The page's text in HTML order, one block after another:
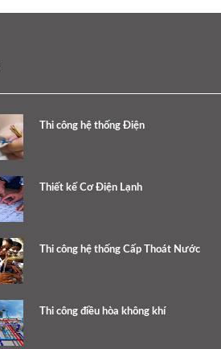
Thi công hệ thống Điện
Thiết kế Cơ Điện Lạnh
Thi công hệ thống Cấp Thoát Nước
Thi công điều hòa không khí